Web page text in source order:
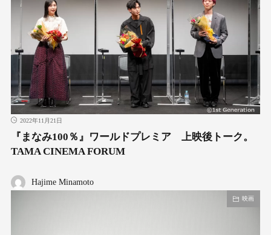
2022年11月21日
『まなみ100％』ワールドプレミア 上映後トーク。
TAMA CINEMA FORUM
Hajime Minamoto
映画